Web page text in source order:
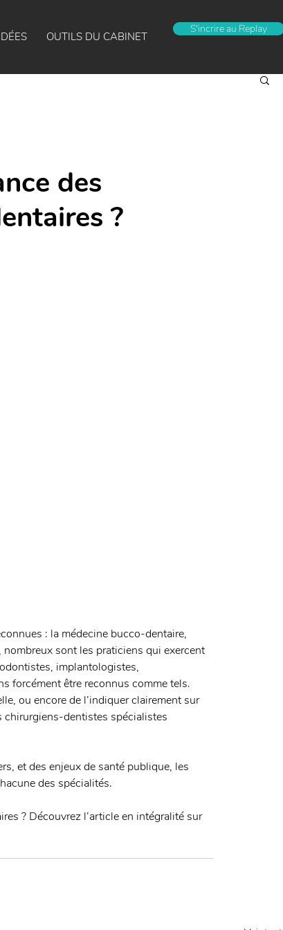
OUTILS DU CABINET
S'incrire au Replay
des
?
: la médecine bucco-dentaire,
sont les praticiens qui exercent
implantologistes,
forcément être reconnus comme tels.
ou encore de l’indiquer clairement sur
chirurgiens-dentistes spécialistes
et des enjeux de santé publique, les
des spécialités.
? Découvrez l’article en intégralité sur